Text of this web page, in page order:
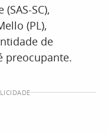
SC),
(PL),
de
preocupante.